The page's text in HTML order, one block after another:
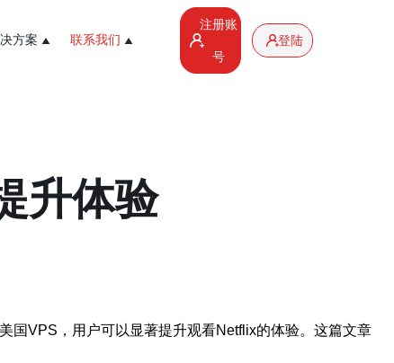
方案 联系我们
注册账
号
登陆
升体验
国VPS，用户可以显著提升观看Netflix的体验。这篇文章